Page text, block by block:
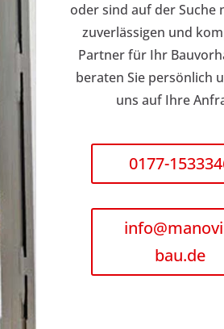
oder sind auf der Suche
zuverlässigen und
Partner für Ihr
beraten Sie persönlich
uns auf Ihre
0177-
bau.de